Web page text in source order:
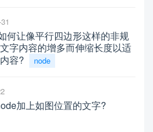
何让像平行四边形这样的非规
字内容的增多而伸缩长度以适
容?
node
加上如图位置的文字?